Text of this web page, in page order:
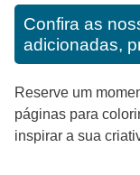
Confira as
adicionadas,
Reserve um
páginas para
inspirar a sua